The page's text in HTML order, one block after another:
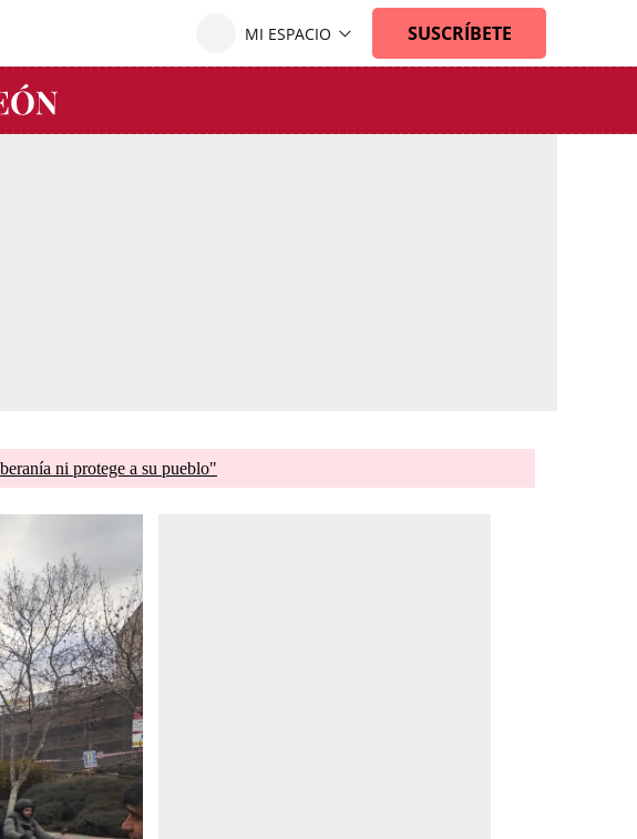
ni protege a su pueblo"